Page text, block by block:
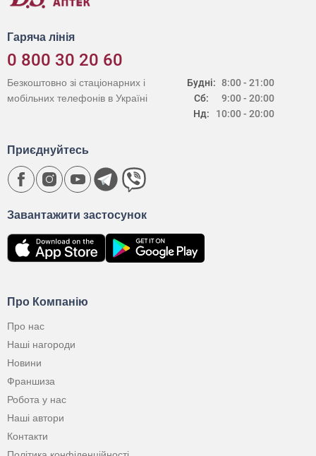
Гаряча лінія
0 800 30 20 60
Будні:
Сб:
Нд:
8:00 - 21:00
9:00 - 20:00
10:00 - 20:00
Безкоштовно зі стаціонарних і
мобільних телефонів в Україні
Про Компанію
Про нас
Наші нагороди
Новини
Франшиза
Робота у нас
Наші автори
Контакти
Завантажити застосунок
Приєднуйтесь